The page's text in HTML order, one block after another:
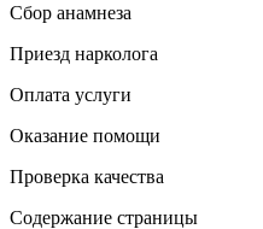
Сбор анамнеза
Приезд нарколога
Оплата услуги
Оказание помощи
Проверка качества
Содержание страницы